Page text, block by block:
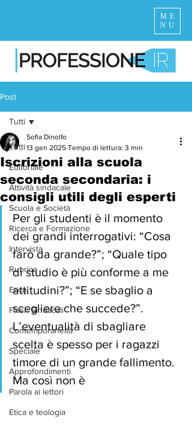
ME
NU
Post
Tutti
Editoriale
Attività sindacale
Scuola e Società
Ricerca e Formazione
Intervista
Rubrica
Etica
Flash Sindacali
Contemporaneità
Speciale
Approfondimenti
Parola ai lettori
Etica e teologia
Tutti
Iscrizioni alla scuola
seconda secondaria: i
consigli utili degli esperti
Sofia Dinolfo
13 gen 2025 Tempo di lettura: 3 min
Per gli studenti è il momento
dei grandi interrogativi: “Cosa
farò da grande?”; “Quale tipo
di studio è più conforme a me
attitudini?”; “E se sbaglio a
scegliere che succede?”.
L’eventualità di sbagliare
scelta è spesso per i ragazzi
timore di un grande fallimento.
Ma così non è